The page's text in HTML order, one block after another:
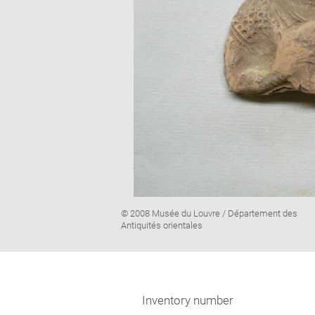
Image
caption:
© 2008 Musée du Louvre / Département des
Antiquités orientales
Inventory number